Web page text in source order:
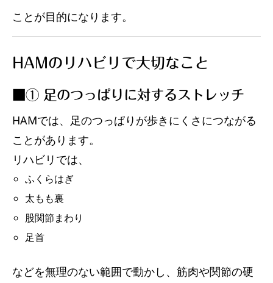
ことが目的になります。
HAMのリハビリで大切なこと
■① 足のつっぱりに対するストレッチ
HAMでは、足のつっぱりが歩きにくさにつながる
ことがあります。
リハビリでは、
ふくらはぎ
太もも裏
股関節まわり
足首
などを無理のない範囲で動かし、筋肉や関節の硬